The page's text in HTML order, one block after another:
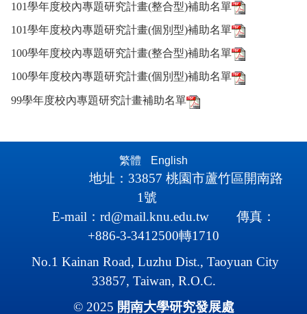
101學年度校內專題研究計畫(整合型)補助名單
101學年度校內專題研究計畫(個別型)補助名單
100學年度校內專題研究計畫(整合型)補助名單
100學年度校內專題研究計畫(個別型)補助名單
99學年度校內專題研究計畫補助名單
繁體 English
地址： 33857 桃園市蘆竹區開南路
1號
E-mail ： rd@mail.knu.edu.tw 傳真：
+886-3-3412500轉1710
No.1 Kainan Road, Luzhu Dist., Taoyuan City
33857, Taiwan, R.O.C.
© 2025 開南大學研究發展處